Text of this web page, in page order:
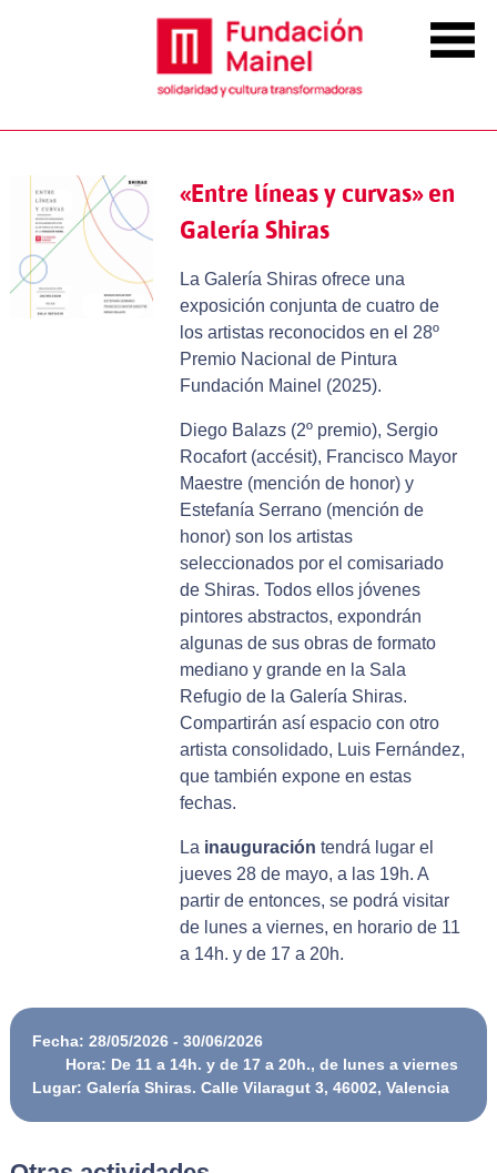
«Entre líneas y curvas» en
Galería Shiras
La Galería Shiras ofrece una
exposición conjunta de cuatro de
los artistas reconocidos en el 28º
Premio Nacional de Pintura
Fundación Mainel (2025).
Diego Balazs (2º premio), Sergio
Rocafort (accésit), Francisco Mayor
Maestre (mención de honor) y
Estefanía Serrano (mención de
honor) son los artistas
seleccionados por el comisariado
de Shiras. Todos ellos jóvenes
pintores abstractos, expondrán
algunas de sus obras de formato
mediano y grande en la Sala
Refugio de la Galería Shiras.
Compartirán así espacio con otro
artista consolidado, Luis Fernández,
que también expone en estas
fechas.
La inauguración tendrá lugar el
jueves 28 de mayo, a las 19h. A
partir de entonces, se podrá visitar
de lunes a viernes, en horario de 11
a 14h. y de 17 a 20h.
Fecha: 28/05/2026 - 30/06/2026
Hora: De 11 a 14h. y de 17 a 20h., de lunes a viernes
Lugar: Galería Shiras. Calle Vilaragut 3, 46002, Valencia